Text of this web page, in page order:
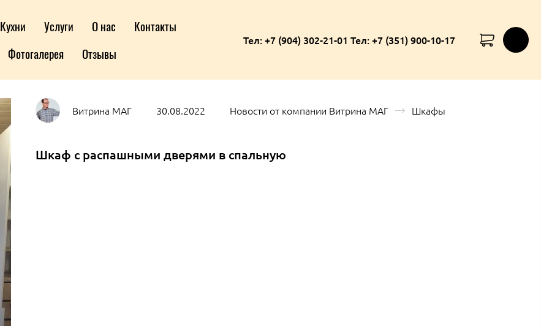
Кухни Услуги О нас
Контакты
Фотогалерея
Отзывы
Тел: +7 (904) 302-21-01 Тел: +7 (351) 900-10-17
Витрина МАГ 30.08.2022 Новости от компании Витрина МАГ Шкафы
Шкаф с распашными дверями в спальную